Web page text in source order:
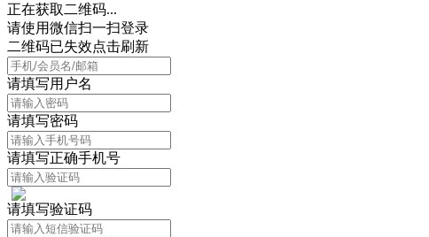
正在获取二维码...
请使用微信扫一扫登录
二维码已失效点击刷新
请填写用户名
请填写密码
请填写正确手机号
请填写验证码